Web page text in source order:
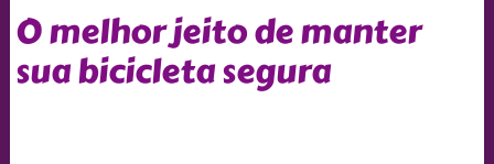
O melhor jeito de manter
sua bicicleta segura